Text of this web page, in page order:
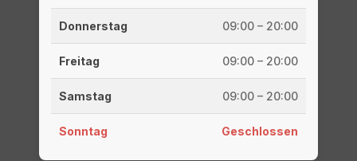
Donnerstag 09:00 – 20:00
Freitag 09:00 – 20:00
Samstag 09:00 – 20:00
Sonntag Geschlossen